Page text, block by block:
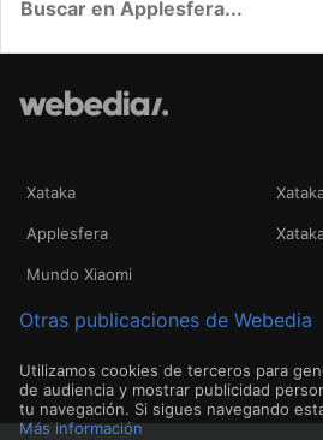
Xataka
Applesfera
Mundo Xiaomi
Otras publicaciones de Webedia
Utilizamos cookies de terceros para
de audiencia y mostrar publicidad
tu navegación. Si sigues navegando
Más información